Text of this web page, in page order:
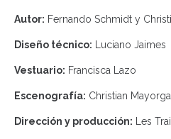
Autor: Fernando Schmidt y
Diseño técnico: Luciano Jaimes
Vestuario: Francisca Lazo
Escenografía: Christian Mayorga
Dirección y producción: Les